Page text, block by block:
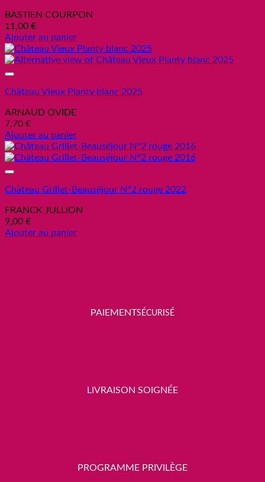
BASTIEN COURPON
11,00 €
Ajouter au panier
Château Vieux Planty blanc 2025
ARNAUD OVIDE
7,70 €
Ajouter au panier
Château Grillet-Beauséjour N°2 rouge 2022
FRANCK JULLION
9,00 €
Ajouter au panier
PAIEMENTSÉCURISÉ
LIVRAISON SOIGNÉE
PROGRAMME PRIVILÈGE